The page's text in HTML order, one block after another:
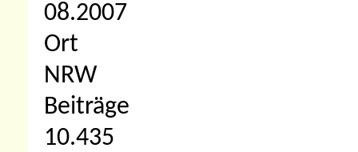
08.2007
Ort
NRW
Beiträge
10.435